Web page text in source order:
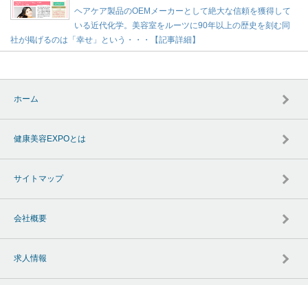
ヘアケア製品のOEMメーカーとして絶大な信頼を獲得して
いる近代化学。美容室をルーツに90年以上の歴史を刻む同
社が掲げるのは「幸せ」という・・・【記事詳細】
ホーム
健康美容EXPOとは
サイトマップ
会社概要
求人情報